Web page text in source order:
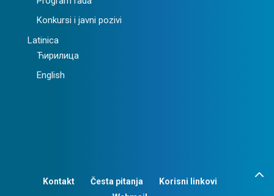
Konkursi i javni pozivi
Latinica
Ћирилица
English
Kontakt Česta pitanja
Korisni linkovi